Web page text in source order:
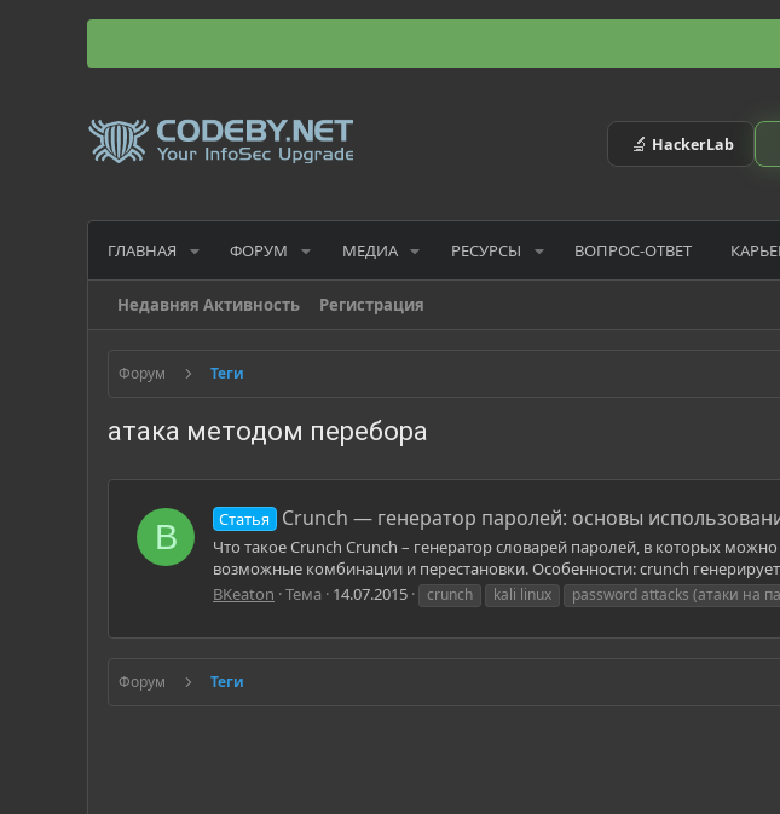
🔬 HackerLab
ГЛАВНАЯ ФОРУМ МЕДИА РЕСУРСЫ ВОПРОС-ОТВЕТ
Недавняя Активность Регистрация
Форум Теги
атака методом перебора
B Статья Crunch — генератор паролей: основы
Что такое Crunch Crunch – генератор словарей паролей, в которых
возможные комбинации и перестановки. Особенности: crunch
BKeaton Тема 14.07.2015 crunch kali linux password attacks (атаки на
Форум Теги